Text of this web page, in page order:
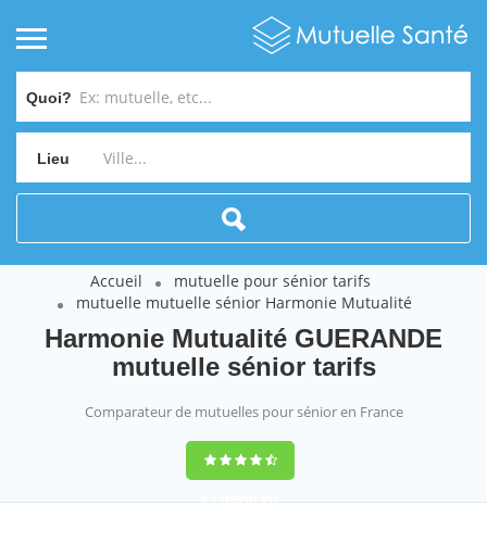
Quoi?
Lieu
Accueil
mutuelle pour sénior tarifs
mutuelle mutuelle sénior Harmonie Mutualité
Harmonie Mutualité GUERANDE
mutuelle sénior tarifs
Comparateur de mutuelles pour sénior en France
9,2(100%)452